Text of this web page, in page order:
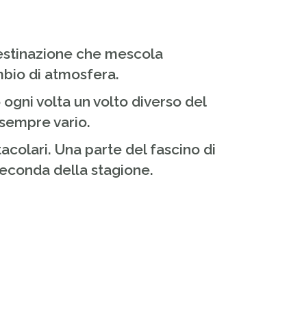
che mescola
di atmosfera.
volta un volto diverso del
vario.
Una parte del fascino di
della stagione.